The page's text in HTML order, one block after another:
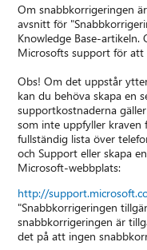
Om snabbkorrigeringen
avsnitt för
Knowledge Base-
Microsofts support för att
Obs! Om det uppstår
kan du behöva skapa en
supportkostnaderna
som inte uppfyller kraven
fullständig lista över
och Support eller skapa
Microsoft-webbplats:
http://
"Snabbkorrigeringen
snabbkorrigeringen är
det på att ingen